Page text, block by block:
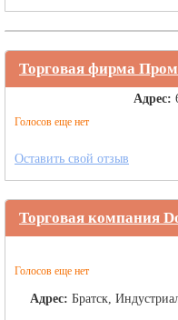
Торговая фирма
Голосов еще нет
Адрес:
Оставить свой отзыв
Торговая компания
Голосов еще нет
Адрес: Братск,